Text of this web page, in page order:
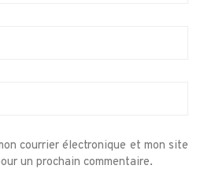
courrier électronique et mon site
un prochain commentaire.